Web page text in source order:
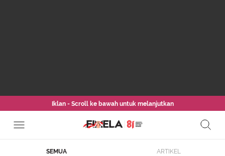
Iklan - Scroll ke bawah untuk melanjutkan
SEMUA ARTIKEL